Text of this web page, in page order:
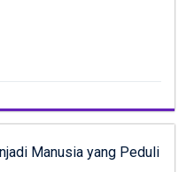
Manusia yang Peduli